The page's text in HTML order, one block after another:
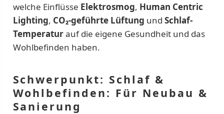
welche Einflüsse Elektrosmog, Human Centric
Lighting, CO₂-geführte Lüftung und Schlaf-
Temperaturauf die eigene Gesundheit und das
Wohlbefinden haben.
Schwerpunkt: Schlaf &
Wohlbefinden: Für Neubau &
Sanierung